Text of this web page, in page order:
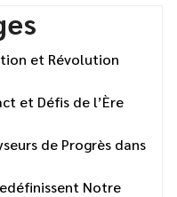
et Révolution
et Défis de l’Ère
de Progrès dans
Notre